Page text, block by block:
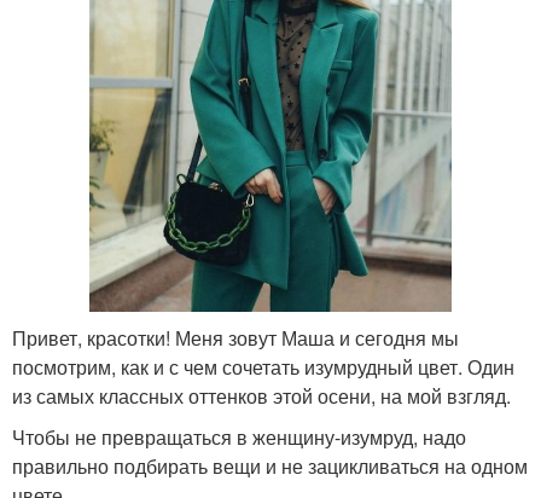
Привет, красотки! Меня зовут Маша и сегодня мы
посмотрим, как и с чем сочетать изумрудный цвет. Один
из самых классных оттенков этой осени, на мой взгляд.
Чтобы не превращаться в женщину-изумруд, надо
правильно подбирать вещи и не зацикливаться на одном